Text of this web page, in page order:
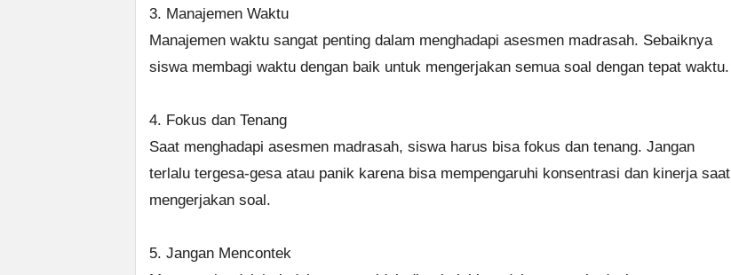
3. Manajemen Waktu
Manajemen waktu sangat penting dalam menghadapi asesmen madrasah. Sebaiknya
siswa membagi waktu dengan baik untuk mengerjakan semua soal dengan tepat waktu.
4. Fokus dan Tenang
Saat menghadapi asesmen madrasah, siswa harus bisa fokus dan tenang. Jangan
terlalu tergesa-gesa atau panik karena bisa mempengaruhi konsentrasi dan kinerja saat
mengerjakan soal.
5. Jangan Mencontek